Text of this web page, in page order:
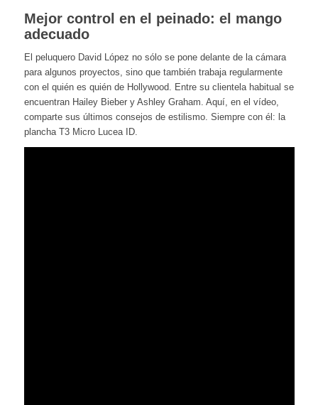
Mejor control en el peinado: el mango
adecuado
El peluquero David López no sólo se pone delante de la cámara
para algunos proyectos, sino que también trabaja regularmente
con el quién es quién de Hollywood. Entre su clientela habitual se
encuentran Hailey Bieber y Ashley Graham. Aquí, en el vídeo,
comparte sus últimos consejos de estilismo. Siempre con él: la
plancha T3 Micro Lucea ID.